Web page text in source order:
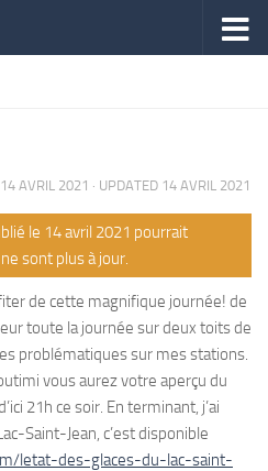
14 AVRIL 2021 · UPDATED 14 AVRIL 2021
le 14 avril 2021 pourrait
sont plus à jour.
de cette magnifique journée! de
toute la journée sur deux toits de
problématiques sur mes stations.
vous aurez votre aperçu du
21h ce soir. En terminant, j’ai
Saint-Jean, c’est disponible
letat-des-glaces-du-lac-saint-